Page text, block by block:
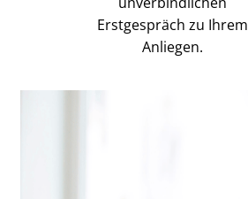
Erstgespräch zu Ihrem
Anliegen.